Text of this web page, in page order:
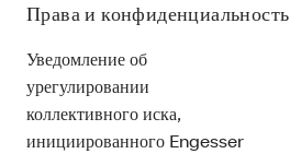
Права и конфиденциальность
Уведомление об
урегулировании
коллективного иска,
инициированного Engesser